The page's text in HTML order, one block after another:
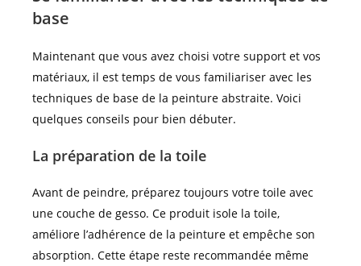
base
Maintenant que vous avez choisi votre support et vos
matériaux, il est temps de vous familiariser avec les
techniques de base de la peinture abstraite. Voici
quelques conseils pour bien débuter.
La préparation de la toile
Avant de peindre, préparez toujours votre toile avec
une couche de gesso. Ce produit isole la toile,
améliore l’adhérence de la peinture et empêche son
absorption. Cette étape reste recommandée même